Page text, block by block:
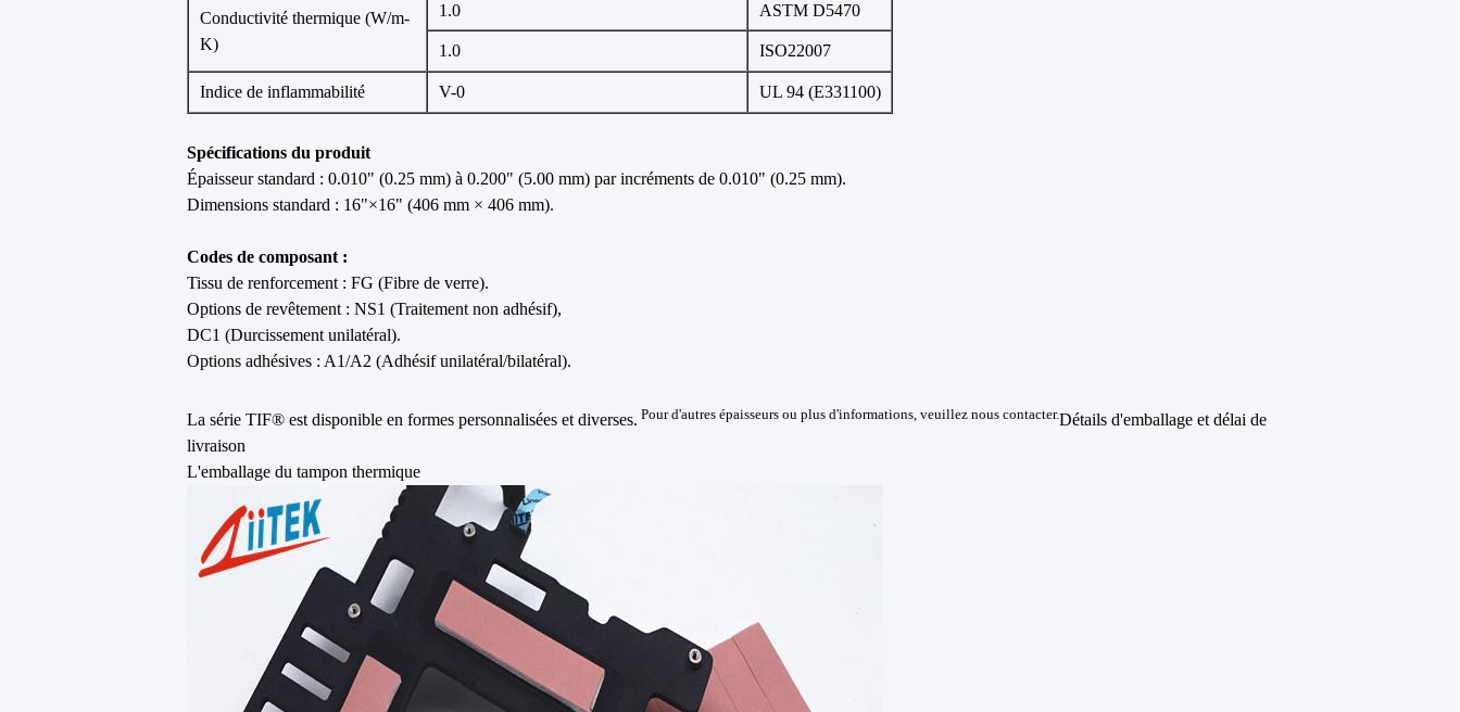
Conductivité thermique (W/m-
K)
1.0 ASTM D5470
1.0 ISO22007
Indice de inflammabilité V-0 UL 94 (E331100)
Spécifications du produit
Épaisseur standard : 0.010" (0.25 mm) à 0.200" (5.00 mm) par incréments de 0.010" (0.25 mm).
Dimensions standard : 16"×16" (406 mm × 406 mm).
Codes de composant :
Tissu de renforcement : FG (Fibre de verre).
Options de revêtement : NS1 (Traitement non adhésif),
DC1 (Durcissement unilatéral).
Options adhésives : A1/A2 (Adhésif unilatéral/bilatéral).
La série TIF® est disponible en formes personnalisées et diverses. Pour d'autres épaisseurs ou plus d'informations, veuillez nous contacter.Détails d'emballage et délai de
livraison
L'emballage du tampon thermique